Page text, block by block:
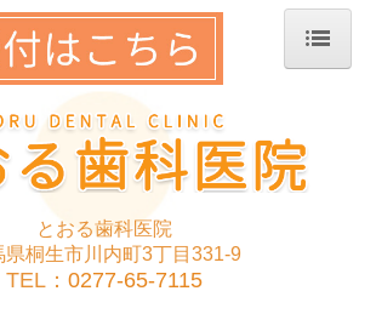
とおる歯科医院
県桐生市川内町3丁目331-9
TEL： 0277-65-7115